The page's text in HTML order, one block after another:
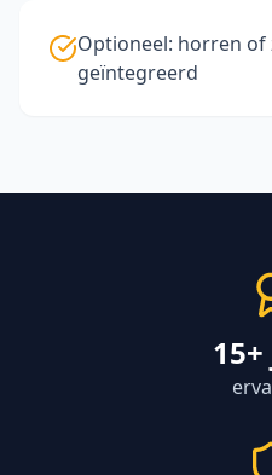
Optioneel: horren of
geïntegreerd